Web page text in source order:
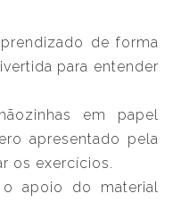
de forma
para entender
em papel
apresentado pela
os exercícios.
apoio do material